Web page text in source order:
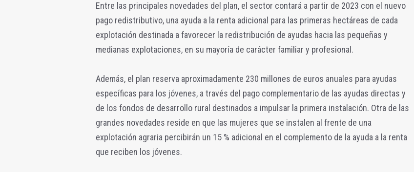
Entre las principales novedades del plan, el sector contará a partir de 2023 con el nuevo
pago redistributivo, una ayuda a la renta adicional para las primeras hectáreas de cada
explotación destinada a favorecer la redistribución de ayudas hacia las pequeñas y
medianas explotaciones, en su mayoría de carácter familiar y profesional.
Además, el plan reserva aproximadamente 230 millones de euros anuales para ayudas
específicas para los jóvenes, a través del pago complementario de las ayudas directas y
de los fondos de desarrollo rural destinados a impulsar la primera instalación. Otra de las
grandes novedades reside en que las mujeres que se instalen al frente de una
explotación agraria percibirán un 15 % adicional en el complemento de la ayuda a la renta
que reciben los jóvenes.